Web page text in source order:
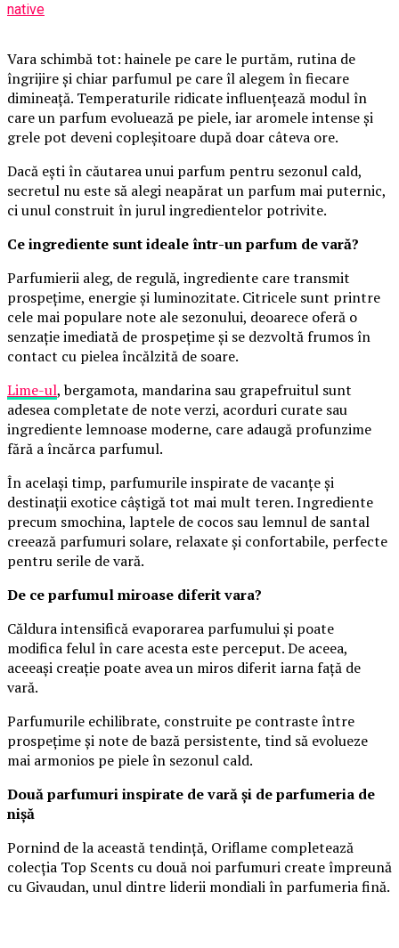
native
Vara schimbă tot: hainele pe care le purtăm, rutina de
îngrijire și chiar parfumul pe care îl alegem în fiecare
dimineață. Temperaturile ridicate influențează modul în
care un parfum evoluează pe piele, iar aromele intense și
grele pot deveni copleșitoare după doar câteva ore.
Dacă ești în căutarea unui parfum pentru sezonul cald,
secretul nu este să alegi neapărat un parfum mai puternic,
ci unul construit în jurul ingredientelor potrivite.
Ce ingrediente sunt ideale într-un parfum de vară?
Parfumierii aleg, de regulă, ingrediente care transmit
prospețime, energie și luminozitate. Citricele sunt printre
cele mai populare note ale sezonului, deoarece oferă o
senzație imediată de prospețime și se dezvoltă frumos în
contact cu pielea încălzită de soare.
Lime-ul, bergamota, mandarina sau grapefruitul sunt
adesea completate de note verzi, acorduri curate sau
ingrediente lemnoase moderne, care adaugă profunzime
fără a încărca parfumul.
În același timp, parfumurile inspirate de vacanțe și
destinații exotice câștigă tot mai mult teren. Ingrediente
precum smochina, laptele de cocos sau lemnul de santal
creează parfumuri solare, relaxate și confortabile, perfecte
pentru serile de vară.
De ce parfumul miroase diferit vara?
Căldura intensifică evaporarea parfumului și poate
modifica felul în care acesta este perceput. De aceea,
aceeași creație poate avea un miros diferit iarna față de
vară.
Parfumurile echilibrate, construite pe contraste între
prospețime și note de bază persistente, tind să evolueze
mai armonios pe piele în sezonul cald.
Două parfumuri inspirate de vară și de parfumeria de
nișă
Pornind de la această tendință, Oriflame completează
colecția Top Scents cu două noi parfumuri create împreună
cu Givaudan, unul dintre liderii mondiali în parfumeria fină.